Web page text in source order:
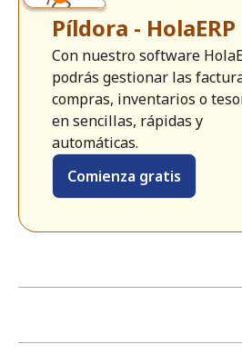
Píldora - HolaERP
Con nuestro software
podrás gestionar las
compras, inventarios o
en sencillas, rápidas y
automáticas.
Comienza gratis